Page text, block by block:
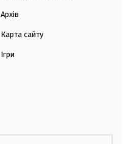
Архів
Карта сайту
Ігри